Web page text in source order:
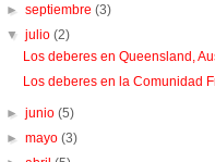
►septiembre(3)
▼julio(2)
Los deberes en Queensland,
Los deberes en la Comunidad
►junio(5)
►mayo(3)